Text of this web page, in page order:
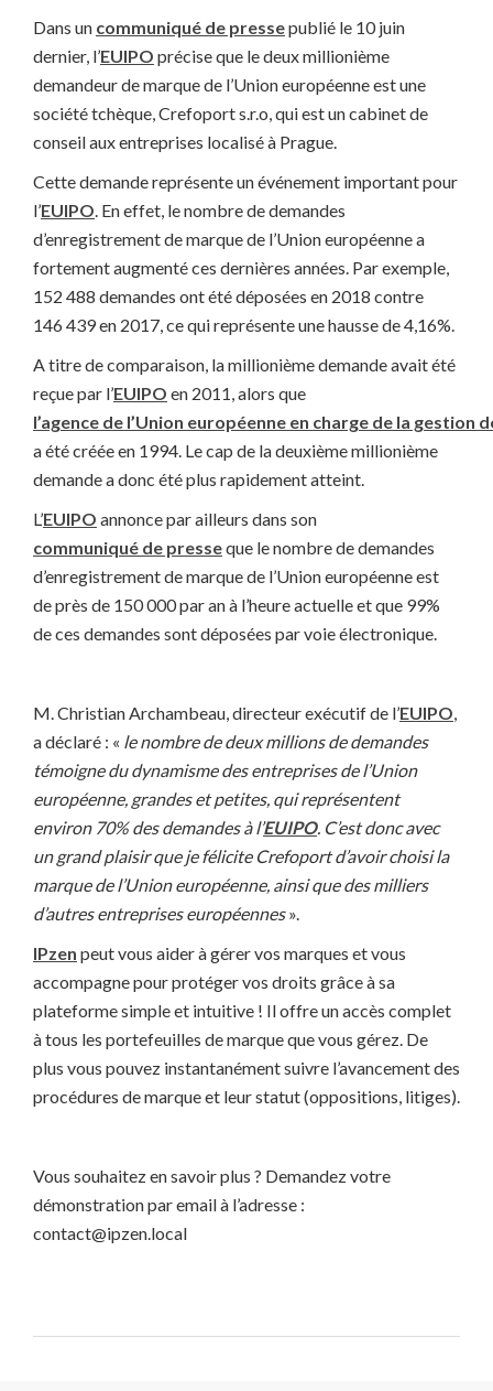
Dans un communiqué de pressepublié le 10 juin
dernier, l’EUIPO précise que le deux millionième
demandeur de marque de l’Union européenne est une
société tchèque, Crefoport s.r.o, qui est un cabinet de
conseil aux entreprises localisé à Prague.
Cette demande représente un événement important pour
l’EUIPO. En effet, le nombre de demandes
d’enregistrement de marque de l’Union européenne a
fortement augmenté ces dernières années. Par exemple,
152 488 demandes ont été déposées en 2018 contre
146 439 en 2017, ce qui représente une hausse de 4,16%.
A titre de comparaison, la millionième demande avait été
reçue par l’EUIPO en 2011, alors que
l’agence de l’Union européenne en charge de la
a été créée en 1994. Le cap de la deuxième millionième
demande a donc été plus rapidement atteint.
L’EUIPO annonce par ailleurs dans son
communiqué de presseque le nombre de demandes
d’enregistrement de marque de l’Union européenne est
de près de 150 000 par an à l’heure actuelle et que 99%
de ces demandes sont déposées par voie électronique.
M. Christian Archambeau, directeur exécutif de l’EUIPO,
a déclaré : « le nombre de deux millions de demandes
témoigne du dynamisme des entreprises de l’Union
européenne, grandes et petites, qui représentent
environ 70% des demandes à l’EUIPO. C’est donc avec
un grand plaisir que je félicite Crefoport d’avoir choisi la
marque de l’Union européenne, ainsi que des milliers
d’autres entreprises européennes».
IPzen peut vous aider à gérer vos marques et vous
accompagne pour protéger vos droits grâce à sa
plateforme simple et intuitive ! Il offre un accès complet
à tous les portefeuilles de marque que vous gérez. De
plus vous pouvez instantanément suivre l’avancement des
procédures de marque et leur statut (oppositions, litiges).
Vous souhaitez en savoir plus ? Demandez votre
démonstration par email à l’adresse :
contact@ipzen.local